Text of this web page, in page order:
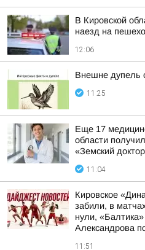
В Кировской
наезд на
12:06
Внешне дупель
11:25
Еще 17
области
«Земский
11:04
Кировское
забили, в
нули,
Александрова
11:51